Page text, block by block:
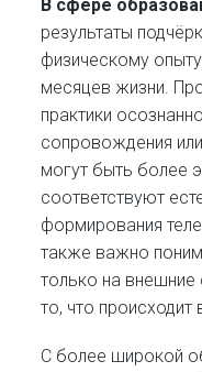
В сфере
результаты
физическому
месяцев жизни.
практики
сопровождения
могут быть более
соответствуют
формирования
также важно
только на
то, что происходит
С более широкой